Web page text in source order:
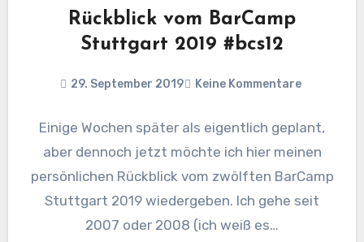
Rückblick vom BarCamp
Stuttgart 2019 #bcs12
29. September 2019 Keine Kommentare
Einige Wochen später als eigentlich geplant,
aber dennoch jetzt möchte ich hier meinen
persönlichen Rückblick vom zwölften BarCamp
Stuttgart 2019 wiedergeben. Ich gehe seit
2007 oder 2008 (ich weiß es…